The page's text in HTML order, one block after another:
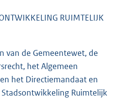
RUIMTELIJK
van de Gemeentewet, de
het Algemeen
het Directiemandaat en
Ruimtelijk